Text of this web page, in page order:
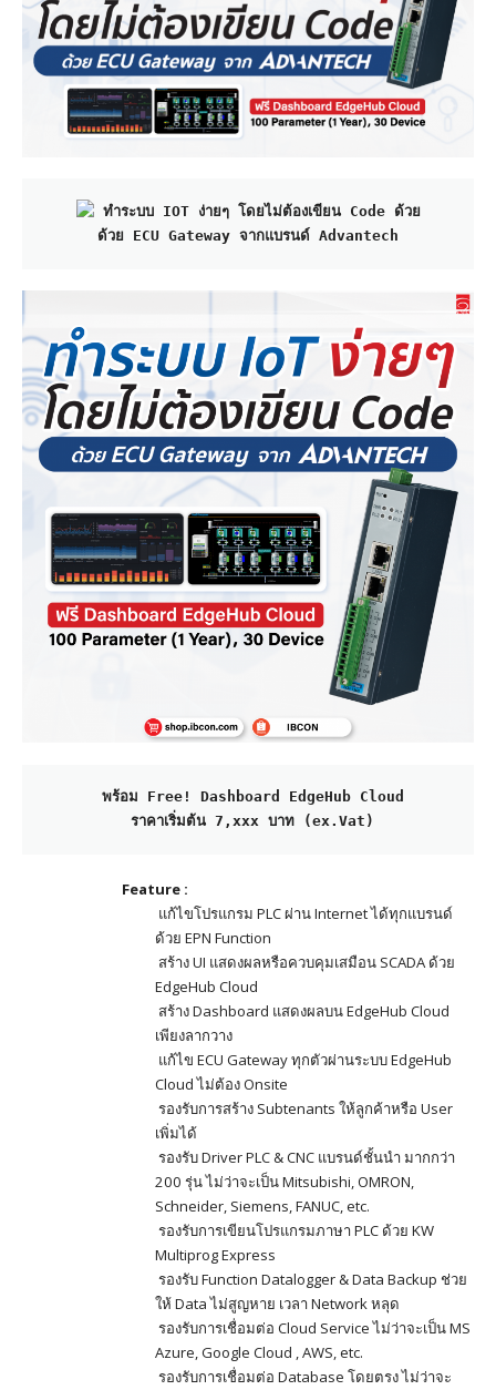
ทำระบบ IOT ง่ายๆ โดยไม่ต้องเขียน Code ด้วย
ด้วย ECU Gateway จากแบรนด์ Advantech
พร้อม Free! Dashboard EdgeHub Cloud
ราคาเริ่มต้น 7,xxx บาท (ex.Vat)
Feature :
แก้ไขโปรแกรม PLC ผ่าน Internet ได้ทุกแบรนด์
ด้วย EPN Function
สร้าง UI แสดงผลหรือควบคุมเสมือน SCADA ด้วย
EdgeHub Cloud
สร้าง Dashboard แสดงผลบน EdgeHub Cloud
เพียงลากวาง
แก้ไข ECU Gateway ทุกตัวผ่านระบบ EdgeHub
Cloud ไม่ต้อง Onsite
รองรับการสร้าง Subtenants ให้ลูกค้าหรือ User
เพิ่มได้
รองรับ Driver PLC & CNC แบรนด์ชั้นนำ มากกว่า
200 รุ่น ไม่ว่าจะเป็น Mitsubishi, OMRON,
Schneider, Siemens, FANUC, etc.
รองรับการเขียนโปรแกรมภาษา PLC ด้วย KW
Multiprog Express
รองรับ Function Datalogger & Data Backup ช่วย
ให้ Data ไม่สูญหาย เวลา Network หลุด
รองรับการเชื่อมต่อ Cloud Service ไม่ว่าจะเป็น MS
Azure, Google Cloud , AWS, etc.
รองรับการเชื่อมต่อ Database โดยตรง ไม่ว่าจะ